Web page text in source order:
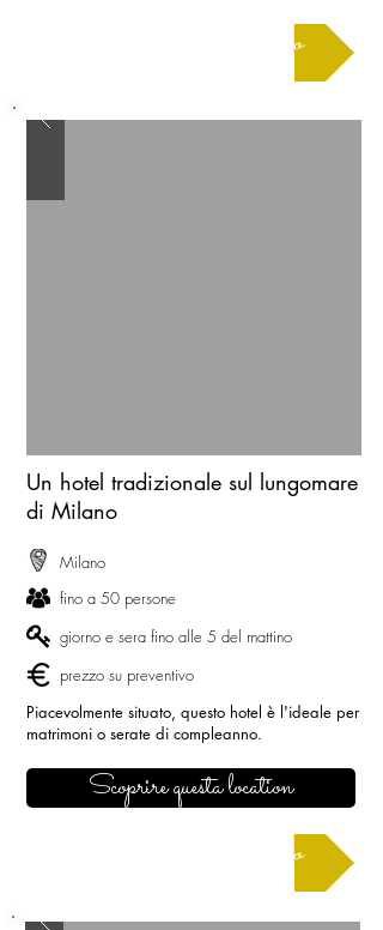
Richiedere un preventivo
Un hotel tradizionale sul lungomare
di Milano
Milano
fino a 50 persone
giorno e sera fino alle 5 del mattino
prezzo su preventivo
Piacevolmente situato, questo hotel è l'ideale per
matrimoni o serate di compleanno.
Scoprire questa location
Richiedere un preventivo